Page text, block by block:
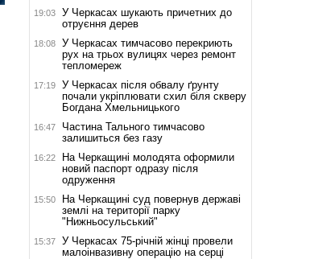
19:03
У Черкасах шукають причетних до
отруєння дерев
18:08
У Черкасах тимчасово перекриють
рух на трьох вулицях через ремонт
тепломереж
17:19
У Черкасах після обвалу ґрунту
почали укріплювати схил біля скверу
Богдана Хмельницького
16:47
Частина Тального тимчасово
залишиться без газу
16:22
На Черкащині молодята оформили
новий паспорт одразу після
одруження
15:50
На Черкащині суд повернув державі
землі на території парку
"Нижньосульський"
15:37
У Черкасах 75-річній жінці провели
малоінвазивну операцію на серці